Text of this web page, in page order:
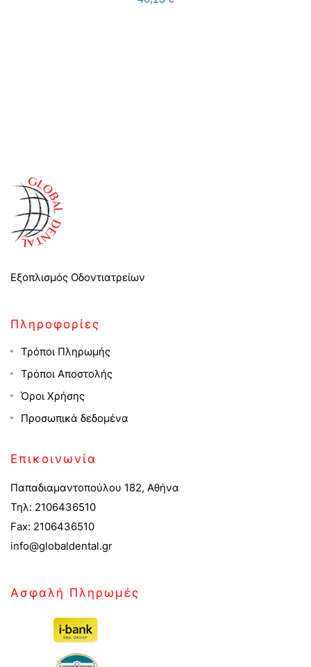
Εξοπλισμός Οδοντιατρείων
Πληροφορίες
Τρόποι Πληρωμής
Τρόποι Αποστολής
Όροι Χρήσης
Προσωπικά δεδομένα
Επικοινωνία
Παπαδιαμαντοπούλου 182, Αθήνα
Τηλ: 2106436510
Fax: 2106436510
info@globaldental.gr
Ασφαλή Πληρωμές